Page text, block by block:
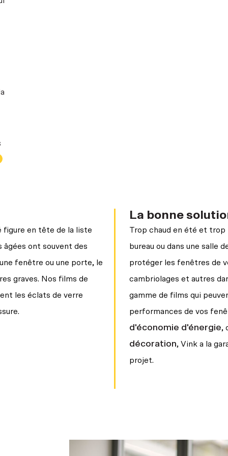
figure en tête de la liste
ont souvent des
fenêtre ou une porte, le
graves. Nos films de
les éclats de verre
La bonne
Trop chaud en été et trop
bureau ou dans une salle
protéger les fenêtres de
cambriolages et autres
gamme de films qui
performances de vos
d'économie d'énergie,
décoration, Vink a la
projet.